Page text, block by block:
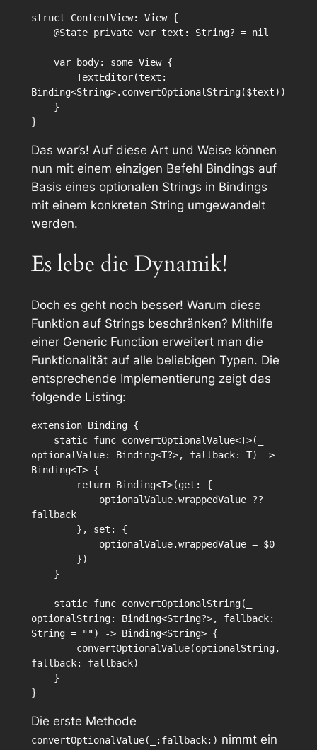
struct ContentView: View {
Binding<String>.convertOptionalString($text))
Das war’s! Auf diese Art und Weise können
nun mit einem einzigen Befehl Bindings auf
Basis eines optionalen Strings in Bindings
mit einem konkreten String umgewandelt
werden.
Es lebe die Dynamik!
Doch es geht noch besser! Warum diese
Funktion auf Strings beschränken? Mithilfe
einer Generic Function erweitert man die
Funktionalität auf alle beliebigen Typen. Die
entsprechende Implementierung zeigt das
folgende Listing:
extension Binding {
optionalValue: Binding<T?>, fallback: T) ->
Binding<T> {
fallback
optionalString: Binding<String?>, fallback:
String = "") -> Binding<String> {
fallback: fallback)
Die erste Methode
convertOptionalValue(_:fallback:) nimmt ein